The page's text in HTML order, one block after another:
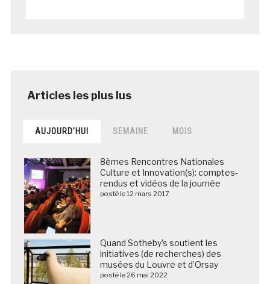
AUJOURD’HUI SEMAINE MOIS
8èmes Rencontres Nationales
Culture et Innovation(s): comptes-
rendus et vidéos de la journée
posté le 12 mars 2017
Quand Sotheby’s soutient les
initiatives (de recherches) des
musées du Louvre et d’Orsay
posté le 26 mai 2022